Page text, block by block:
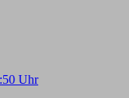
Uhr